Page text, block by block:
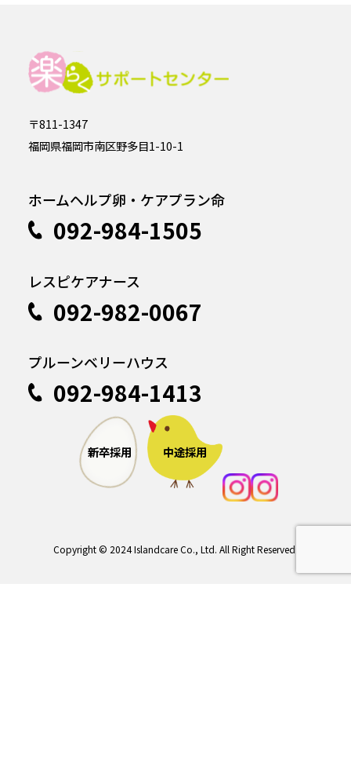
〒811-1347
福岡県福岡市南区野多目1-10-1
ホームヘルプ卵・ケアプラン命
092-984-1505
レスピケアナース
092-982-0067
プルーンベリーハウス
092-984-1413
新卒採用 中途採用
Copyright © 2024 Islandcare Co., Ltd. All Right Reserved.